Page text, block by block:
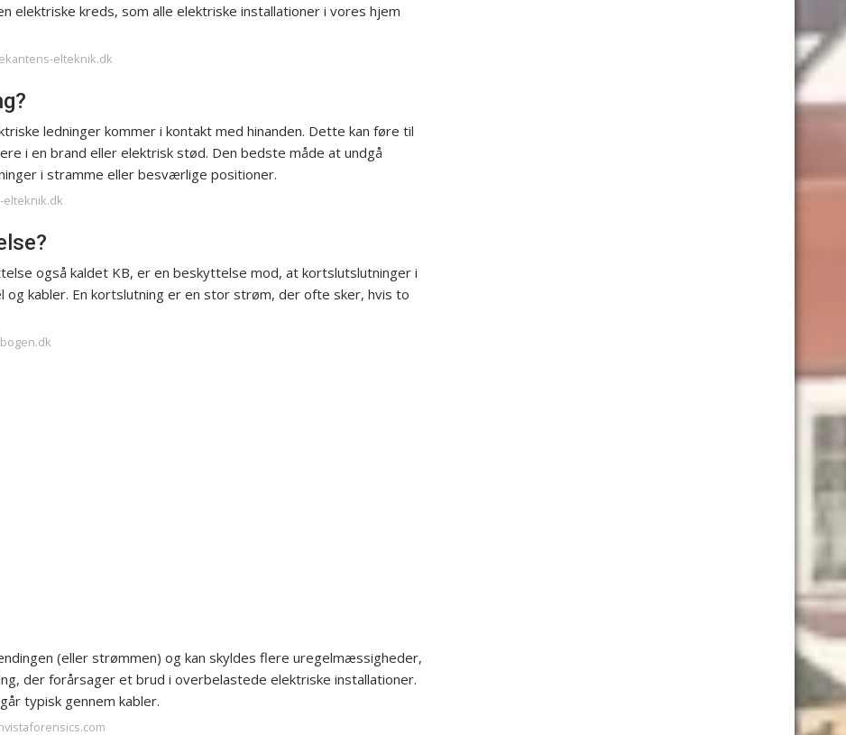
elektriske kreds, som alle elektriske installationer i vores hjem
elteknik.dk
ledninger kommer i kontakt med hinanden. Dette kan føre til
i en brand eller elektrisk stød. Den bedste måde at undgå
i stramme eller besværlige positioner.
elteknik.dk
også kaldet KB, er en beskyttelse mod, at kortslutslutninger i
og kabler. En kortslutning er en stor strøm, der ofte sker, hvis to
(eller strømmen) og kan skyldes flere uregelmæssigheder,
der forårsager et brud i overbelastede elektriske installationer.
typisk gennem kabler.